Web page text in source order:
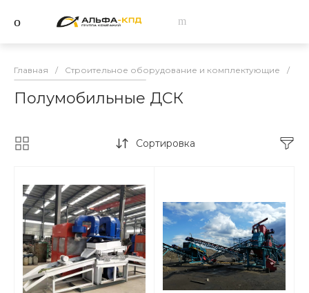
Главная / Строительное оборудование и комплектующие /
Полумобильные ДСК
Сортировка